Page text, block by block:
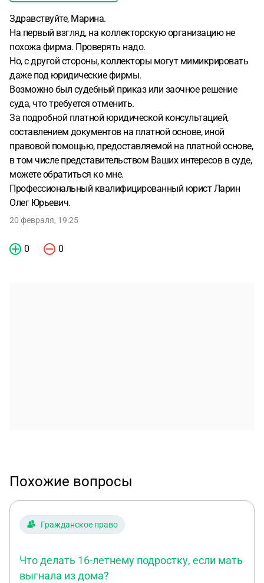
Здравствуйте, Марина.
На первый взгляд, на коллекторскую организацию не
похожа фирма. Проверять надо.
Но, с другой стороны, коллекторы могут мимикрировать
даже под юридические фирмы.
Возможно был судебный приказ или заочное решение
суда, что требуется отменить.
За подробной платной юридической консультацией,
составлением документов на платной основе, иной
правовой помощью, предоставляемой на платной основе,
в том числе представительством Ваших интересов в суде,
можете обратиться ко мне.
Профессиональный квалифицированный юрист Ларин
Олег Юрьевич.
20 февраля, 19:25
0 0
Похожие вопросы
Гражданское право
Что делать 16-летнему подростку, если мать
выгнала из дома?